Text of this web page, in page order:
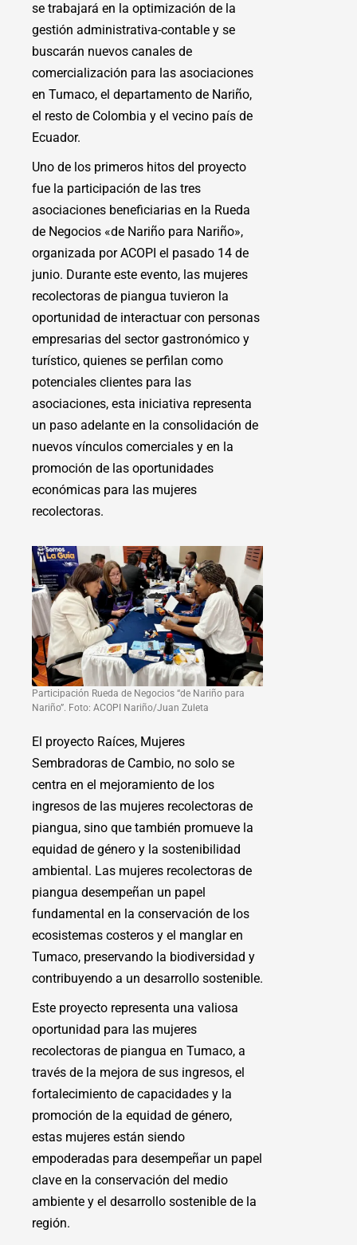
se trabajará en la optimización de la
gestión administrativa-contable y se
buscarán nuevos canales de
comercialización para las asociaciones
en Tumaco, el departamento de Nariño,
el resto de Colombia y el vecino país de
Ecuador.
Uno de los primeros hitos del proyecto
fue la participación de las tres
asociaciones beneficiarias en la Rueda
de Negocios «de Nariño para Nariño»,
organizada por ACOPI el pasado 14 de
junio. Durante este evento, las mujeres
recolectoras de piangua tuvieron la
oportunidad de interactuar con personas
empresarias del sector gastronómico y
turístico, quienes se perfilan como
potenciales clientes para las
asociaciones, esta iniciativa representa
un paso adelante en la consolidación de
nuevos vínculos comerciales y en la
promoción de las oportunidades
económicas para las mujeres
recolectoras.
Participación Rueda de Negocios “de Nariño para
Nariño”. Foto: ACOPI Nariño/Juan Zuleta
El proyecto Raíces, Mujeres
Sembradoras de Cambio, no solo se
centra en el mejoramiento de los
ingresos de las mujeres recolectoras de
piangua, sino que también promueve la
equidad de género y la sostenibilidad
ambiental. Las mujeres recolectoras de
piangua desempeñan un papel
fundamental en la conservación de los
ecosistemas costeros y el manglar en
Tumaco, preservando la biodiversidad y
contribuyendo a un desarrollo sostenible.
Este proyecto representa una valiosa
oportunidad para las mujeres
recolectoras de piangua en Tumaco, a
través de la mejora de sus ingresos, el
fortalecimiento de capacidades y la
promoción de la equidad de género,
estas mujeres están siendo
empoderadas para desempeñar un papel
clave en la conservación del medio
ambiente y el desarrollo sostenible de la
región.